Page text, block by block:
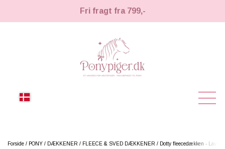
Fri fragt fra 799,-
NYHEDER
Forside PONY DÆKKENER FLEECE & SVED DÆKKENER Dotty fleecedækken - Lavish